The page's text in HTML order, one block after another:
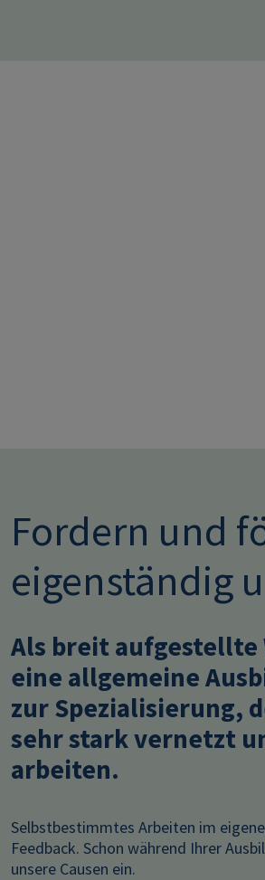
Fordern und
eigenständig
Als breit
eine allgemeine
zur Spezialisierung,
sehr stark vernetzt
arbeiten.
Selbstbestimmtes Arbeiten im
Feedback. Schon während Ihrer
unsere Causen ein.